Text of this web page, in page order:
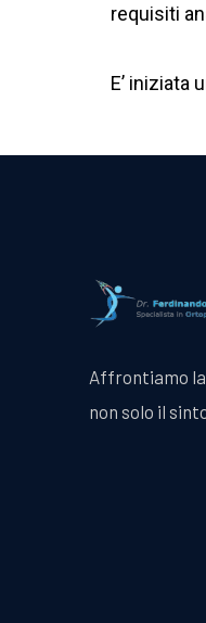
requisiti
E’ iniziata
Affrontiamo la
non solo il